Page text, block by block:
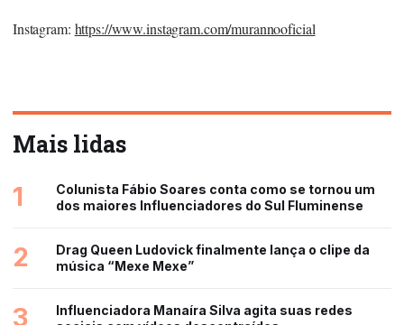
Instagram: https://www.instagram.com/murannooficial
Mais lidas
1
Colunista Fábio Soares conta como se tornou um
dos maiores Influenciadores do Sul Fluminense
2
Drag Queen Ludovick finalmente lança o clipe da
música “Mexe Mexe”
3
Influenciadora Manaíra Silva agita suas redes